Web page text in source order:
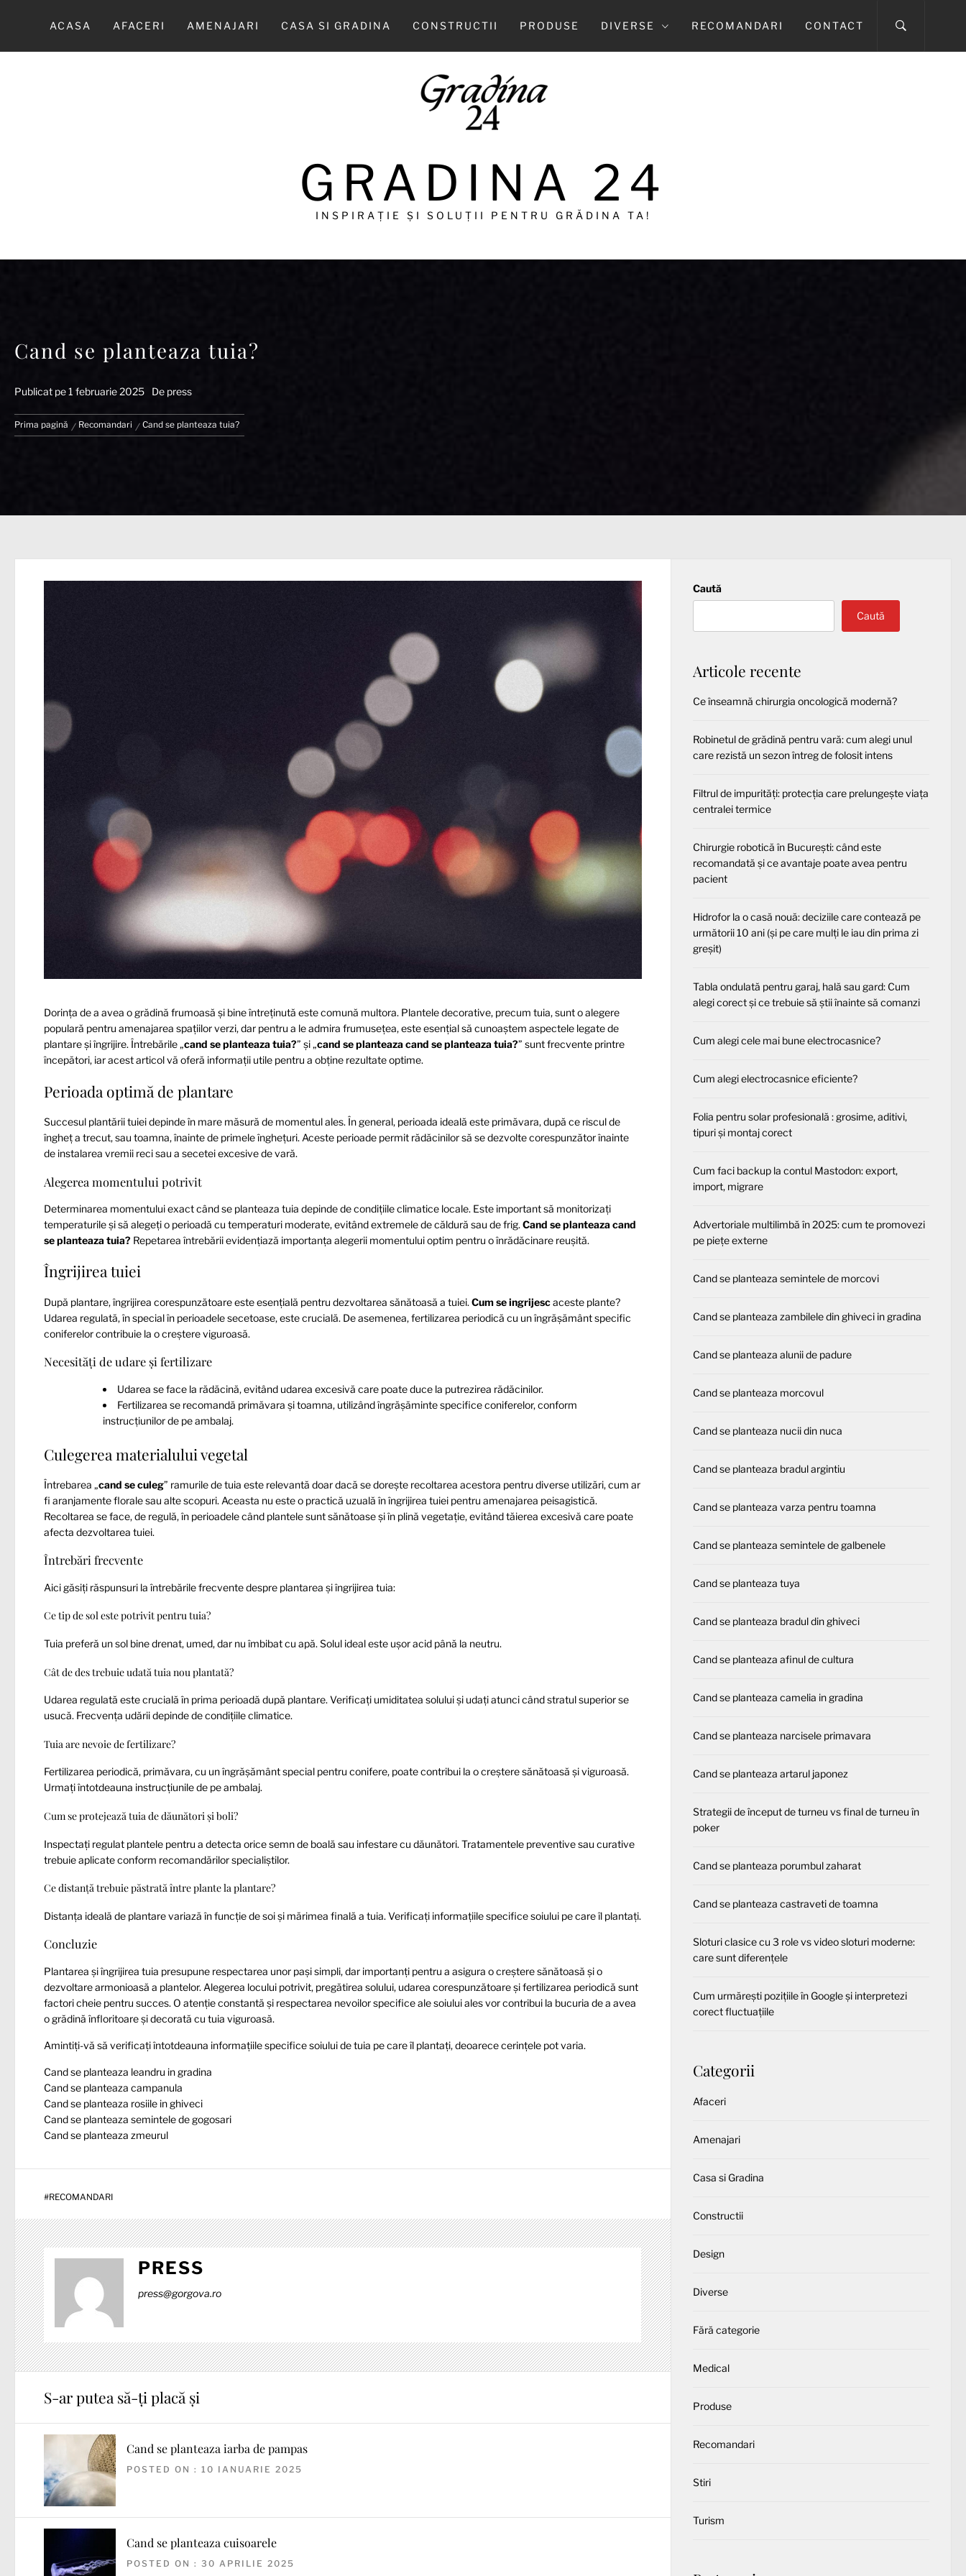
ACASA AFACERI AMENAJARI CASA SI GRADINA CONSTRUCTII PRODUSE DIVERSE RECOMANDARI CONTACT
GRADINA 24
INSPIRAȚIE ȘI SOLUȚII PENTRU GRĂDINA TA!
Cand se planteaza tuia?
Publicat pe1 februarie 2025 De press
Prima pagină Recomandari Cand se planteaza tuia?
Dorința de a avea o grădină frumoasă și bine întreținută este comună multora. Plantele decorative, precum tuia, sunt o alegere
populară pentru amenajarea spațiilor verzi, dar pentru a le admira frumusețea, este esențial să cunoaștem aspectele legate de
plantare și îngrijire. Întrebările „cand se planteaza tuia?” și „cand se planteaza cand se planteaza tuia?” sunt frecvente printre
începători, iar acest articol vă oferă informații utile pentru a obține rezultate optime.
Perioada optimă de plantare
Succesul plantării tuiei depinde în mare măsură de momentul ales. În general, perioada ideală este primăvara, după ce riscul de
îngheț a trecut, sau toamna, înainte de primele înghețuri. Aceste perioade permit rădăcinilor să se dezvolte corespunzător înainte
de instalarea vremii reci sau a secetei excesive de vară.
Alegerea momentului potrivit
Determinarea momentului exact când se planteaza tuia depinde de condițiile climatice locale. Este important să monitorizați
temperaturile și să alegeți o perioadă cu temperaturi moderate, evitând extremele de căldură sau de frig. Cand se planteaza cand
se planteaza tuia? Repetarea întrebării evidențiază importanța alegerii momentului optim pentru o înrădăcinare reușită.
Îngrijirea tuiei
După plantare, îngrijirea corespunzătoare este esențială pentru dezvoltarea sănătoasă a tuiei. Cum se ingrijescaceste plante?
Udarea regulată, în special în perioadele secetoase, este crucială. De asemenea, fertilizarea periodică cu un îngrășământ specific
coniferelor contribuie la o creștere viguroasă.
Necesități de udare și fertilizare
Udarea se face la rădăcină, evitând udarea excesivă care poate duce la putrezirea rădăcinilor.
Fertilizarea se recomandă primăvara și toamna, utilizând îngrășăminte specifice coniferelor, conform
instrucțiunilor de pe ambalaj.
Culegerea materialului vegetal
Întrebarea „cand se culeg” ramurile de tuia este relevantă doar dacă se dorește recoltarea acestora pentru diverse utilizări, cum ar
fi aranjamente florale sau alte scopuri. Aceasta nu este o practică uzuală în îngrijirea tuiei pentru amenajarea peisagistică.
Recoltarea se face, de regulă, în perioadele când plantele sunt sănătoase și în plină vegetație, evitând tăierea excesivă care poate
afecta dezvoltarea tuiei.
Întrebări frecvente
Aici găsiți răspunsuri la întrebările frecvente despre plantarea și îngrijirea tuia:
Ce tip de sol este potrivit pentru tuia?
Tuia preferă un sol bine drenat, umed, dar nu îmbibat cu apă. Solul ideal este ușor acid până la neutru.
Cât de des trebuie udată tuia nou plantată?
Udarea regulată este crucială în prima perioadă după plantare. Verificați umiditatea solului și udați atunci când stratul superior se
usucă. Frecvența udării depinde de condițiile climatice.
Tuia are nevoie de fertilizare?
Fertilizarea periodică, primăvara, cu un îngrășământ special pentru conifere, poate contribui la o creștere sănătoasă și viguroasă.
Urmați întotdeauna instrucțiunile de pe ambalaj.
Cum se protejează tuia de dăunători și boli?
Inspectați regulat plantele pentru a detecta orice semn de boală sau infestare cu dăunători. Tratamentele preventive sau curative
trebuie aplicate conform recomandărilor specialiştilor.
Ce distanță trebuie păstrată între plante la plantare?
Distanța ideală de plantare variază în funcție de soi și mărimea finală a tuia. Verificați informațiile specifice soiului pe care îl plantați.
Concluzie
Plantarea și îngrijirea tuia presupune respectarea unor pași simpli, dar importanți pentru a asigura o creștere sănătoasă și o
dezvoltare armonioasă a plantelor. Alegerea locului potrivit, pregătirea solului, udarea corespunzătoare și fertilizarea periodică sunt
factori cheie pentru succes. O atenție constantă și respectarea nevoilor specifice ale soiului ales vor contribui la bucuria de a avea
o grădină înfloritoare și decorată cu tuia viguroasă.
Amintiți-vă să verificați întotdeauna informațiile specifice soiului de tuia pe care îl plantați, deoarece cerințele pot varia.
Cand se planteaza leandru in gradina
Cand se planteaza campanula
Cand se planteaza rosiile in ghiveci
Cand se planteaza semintele de gogosari
Cand se planteaza zmeurul
#RECOMANDARI
PRESS
press@gorgova.ro
S-ar putea să-ți placă și
Cand se planteaza iarba de pampas
POSTED ON : 10 IANUARIE 2025
Cand se planteaza cuisoarele
POSTED ON : 30 APRILIE 2025
Caută
Caută
Articole recente
Ce înseamnă chirurgia oncologică modernă?
Robinetul de grădină pentru vară: cum alegi unul
care rezistă un sezon întreg de folosit intens
Filtrul de impurități: protecția care prelungește viața
centralei termice
Chirurgie robotică în București: când este
recomandată și ce avantaje poate avea pentru
pacient
Hidrofor la o casă nouă: deciziile care contează pe
următorii 10 ani (și pe care mulți le iau din prima zi
greșit)
Tabla ondulată pentru garaj, hală sau gard: Cum
alegi corect și ce trebuie să știi înainte să comanzi
Cum alegi cele mai bune electrocasnice?
Cum alegi electrocasnice eficiente?
Folia pentru solar profesională : grosime, aditivi,
tipuri și montaj corect
Cum faci backup la contul Mastodon: export,
import, migrare
Advertoriale multilimbă în 2025: cum te promovezi
pe piețe externe
Cand se planteaza semintele de morcovi
Cand se planteaza zambilele din ghiveci in gradina
Cand se planteaza alunii de padure
Cand se planteaza morcovul
Cand se planteaza nucii din nuca
Cand se planteaza bradul argintiu
Cand se planteaza varza pentru toamna
Cand se planteaza semintele de galbenele
Cand se planteaza tuya
Cand se planteaza bradul din ghiveci
Cand se planteaza afinul de cultura
Cand se planteaza camelia in gradina
Cand se planteaza narcisele primavara
Cand se planteaza artarul japonez
Strategii de început de turneu vs final de turneu în
poker
Cand se planteaza porumbul zaharat
Cand se planteaza castraveti de toamna
Sloturi clasice cu 3 role vs video sloturi moderne:
care sunt diferențele
Cum urmărești pozițiile în Google și interpretezi
corect fluctuațiile
Categorii
Afaceri
Amenajari
Casa si Gradina
Constructii
Design
Diverse
Fără categorie
Medical
Produse
Recomandari
Stiri
Turism